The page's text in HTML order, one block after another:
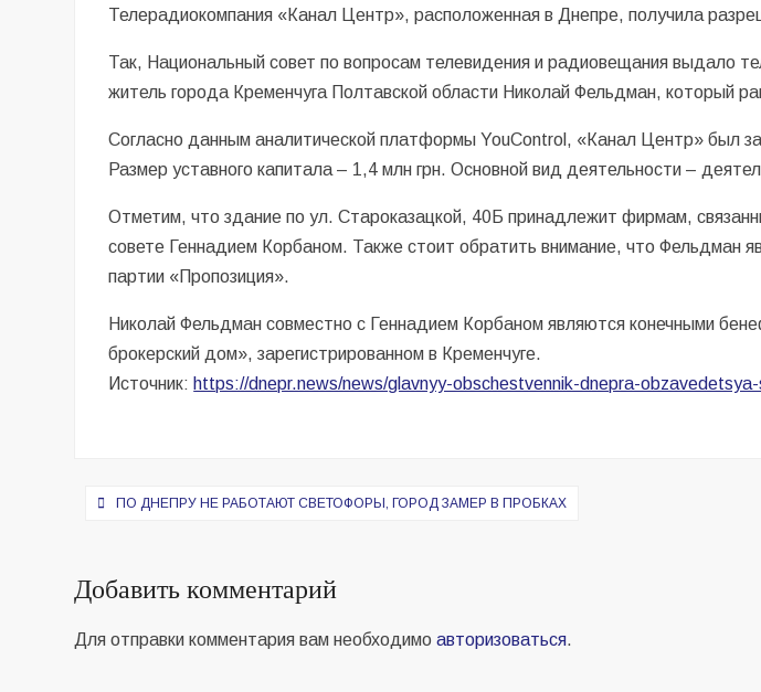
Телерадиокомпания «Канал Центр», расположенная в Днепре, получила
Так, Национальный совет по вопросам телевидения и радиовещания выдало
житель города Кременчуга Полтавской области Николай Фельдман, который
Согласно данным аналитической платформы YouControl, «Канал Центр» был
Размер уставного капитала – 1,4 млн грн. Основной вид деятельности –
Отметим, что здание по ул. Староказацкой, 40Б принадлежит фирмам,
совете Геннадием Корбаном. Также стоит обратить внимание, что Фельдман
партии «Пропозиция».
Николай Фельдман совместно с Геннадием Корбаном являются конечными
брокерский дом», зарегистрированном в Кременчуге.
Источник: https://dnepr.news/news/glavnyy-obschestvennik-dnepra-
Навигация
записям
ПО ДНЕПРУ НЕ РАБОТАЮТ СВЕТОФОРЫ, ГОРОД ЗАМЕР В ПРОБКАХ
Добавить комментарий
Для отправки комментария вам необходимоавторизоваться.